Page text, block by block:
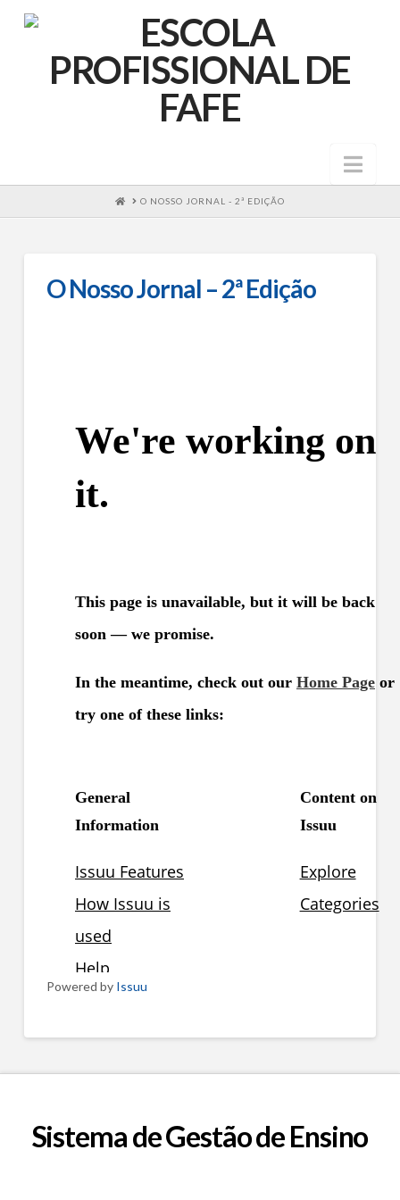
HOMEO NOSSO JORNAL - 2ª EDIÇÃO
O Nosso Jornal – 2ª Edição
Powered by Issuu
Sistema de Gestão de Ensino